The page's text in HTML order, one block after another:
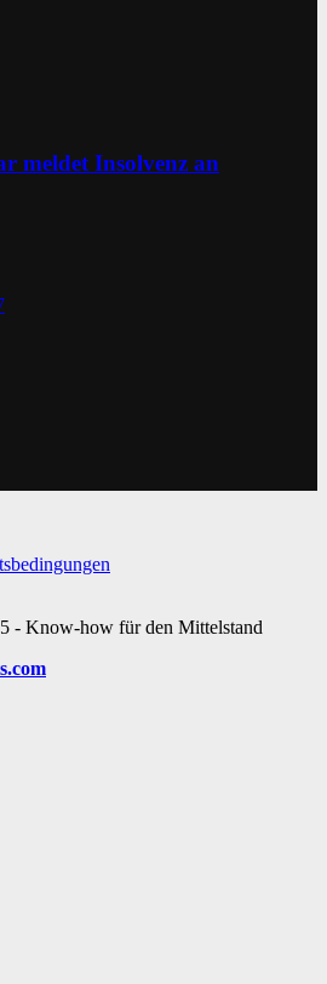
meldet Insolvenz an
- Know-how für den Mittelstand